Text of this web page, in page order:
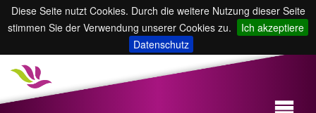
Diese Seite nutzt Cookies. Durch die weitere Nutzung dieser Seite
stimmen Sie der Verwendung unserer Cookies zu.
Ich akzeptiere
Datenschutz